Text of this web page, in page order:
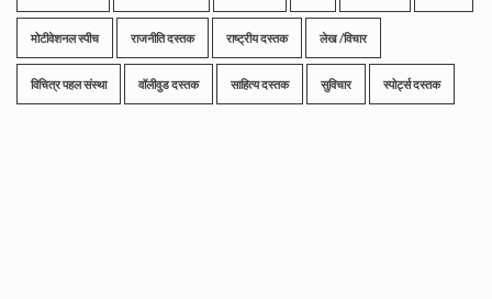
मोटीवेशनल स्पीच राजनीति दस्तक राष्ट्रीय दस्तक लेख /विचार
विचित्र पहल संस्था वॉलीवुड दस्तक साहित्य दस्तक सुविचार स्पोर्ट्स दस्तक